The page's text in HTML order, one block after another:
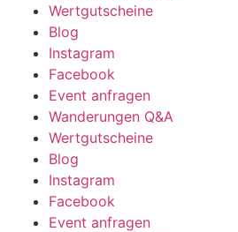
Wertgutscheine
Blog
Instagram
Facebook
Event anfragen
Wanderungen Q&A
Wertgutscheine
Blog
Instagram
Facebook
Event anfragen